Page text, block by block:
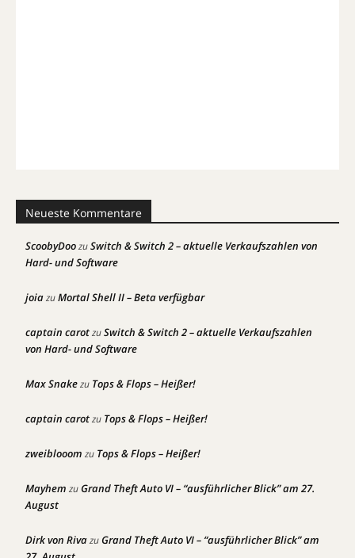
Neueste Kommentare
ScoobyDoozuSwitch & Switch 2 – aktuelle Verkaufszahlen von
Hard- und Software
joiazuMortal Shell II – Beta verfügbar
captain carotzuSwitch & Switch 2 – aktuelle Verkaufszahlen
von Hard- und Software
Max Snakezu Tops & Flops – Heißer!
captain carotzu Tops & Flops – Heißer!
zweiblooom zu Tops & Flops – Heißer!
Mayhem zuGrand Theft Auto VI – “ausführlicher Blick” am 27.
August
Dirk von RivazuGrand Theft Auto VI – “ausführlicher Blick” am